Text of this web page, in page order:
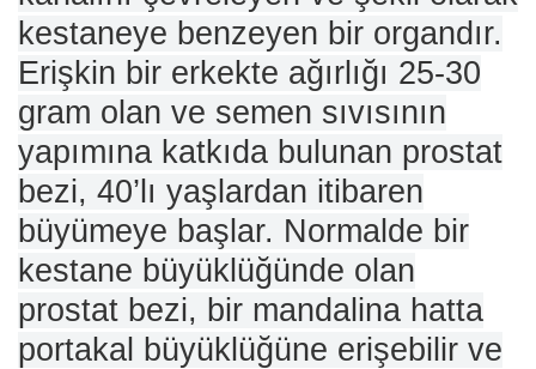
kestaneye benzeyen bir organdır.
Erişkin bir erkekte ağırlığı 25-30
gram olan ve semen sıvısının
yapımına katkıda bulunan prostat
bezi, 40’lı yaşlardan itibaren
büyümeye başlar. Normalde bir
kestane büyüklüğünde olan
prostat bezi, bir mandalina hatta
portakal büyüklüğüne erişebilir ve